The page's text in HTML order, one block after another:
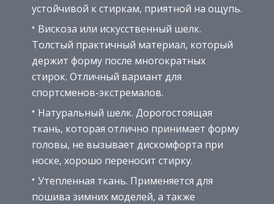
устойчивой к стиркам, приятной на ощупь.
Вискоза или искусственный шелк.
Толстый практичный материал, который
держит форму после многократных
стирок. Отличный вариант для
спортсменов-экстремалов.
Натуральный шелк. Дорогостоящая
ткань, которая отлично принимает форму
головы, не вызывает дискомфорта при
носке, хорошо переносит стирку.
Утепленная ткань. Применяется для
пошива зимних моделей, а также